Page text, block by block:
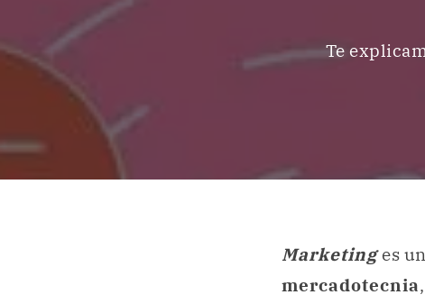
Te
Marketinges
mercadotecnia